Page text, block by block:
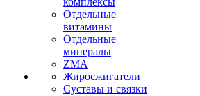
Отдельные
витамины
Отдельные
минералы
ZMA
Жиросжигатели
Суставы и связки